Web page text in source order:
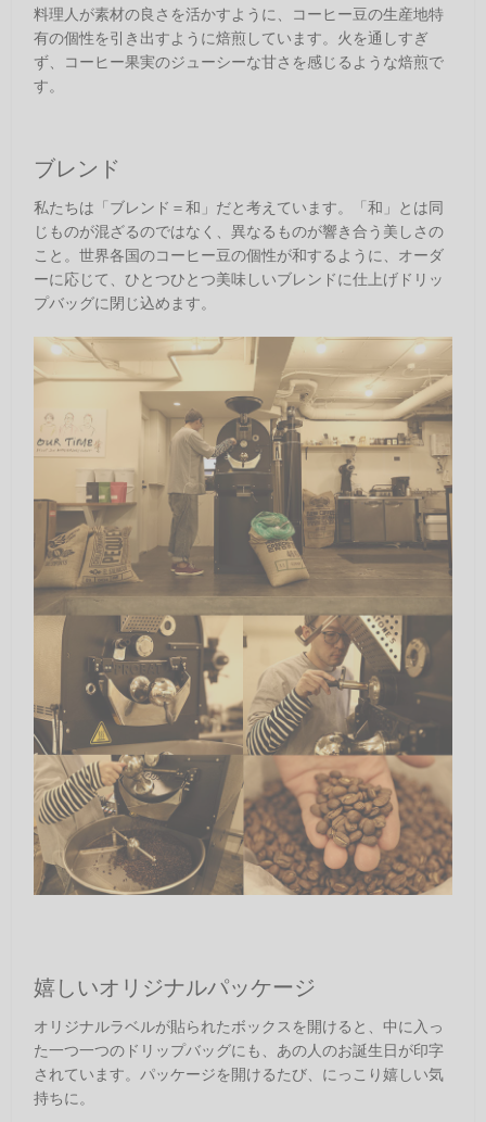
料理人が素材の良さを活かすように、コーヒー豆の生産地特
有の個性を引き出すように焙煎しています。火を通しすぎ
ず、コーヒー果実のジューシーな甘さを感じるような焙煎で
す。
ブレンド
私たちは「ブレンド＝和」だと考えています。「和」とは同
じものが混ざるのではなく、異なるものが響き合う美しさの
こと。世界各国のコーヒー豆の個性が和するように、オーダ
ーに応じて、ひとつひとつ美味しいブレンドに仕上げドリッ
プバッグに閉じ込めます。
嬉しいオリジナルパッケージ
オリジナルラベルが貼られたボックスを開けると、中に入っ
た一つ一つのドリップバッグにも、あの人のお誕生日が印字
されています。パッケージを開けるたび、にっこり嬉しい気
持ちに。